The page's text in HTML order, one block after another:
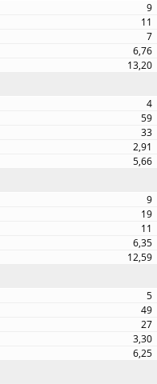
9
11
7
6,76
13,20
4
59
33
2,91
5,66
9
19
11
6,35
12,59
5
49
27
3,30
6,25